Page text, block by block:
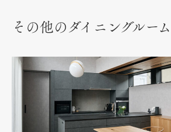
その他のダイニングルーム